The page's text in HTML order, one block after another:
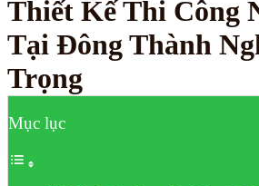
Thiết Kế Thi Công
Tại Đông Thành
Trọng
Mục lục